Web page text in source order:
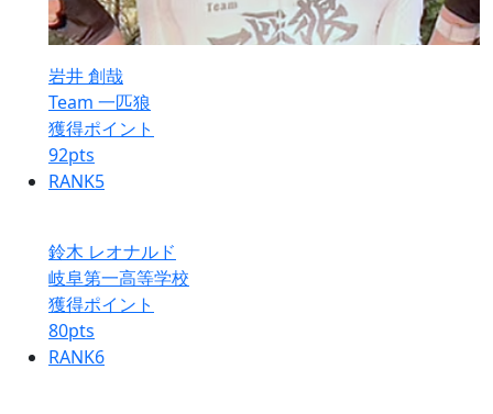
岩井 創哉
Team 一匹狼
獲得ポイント
92pts
RANK5
鈴木 レオナルド
岐阜第一高等学校
獲得ポイント
80pts
RANK6